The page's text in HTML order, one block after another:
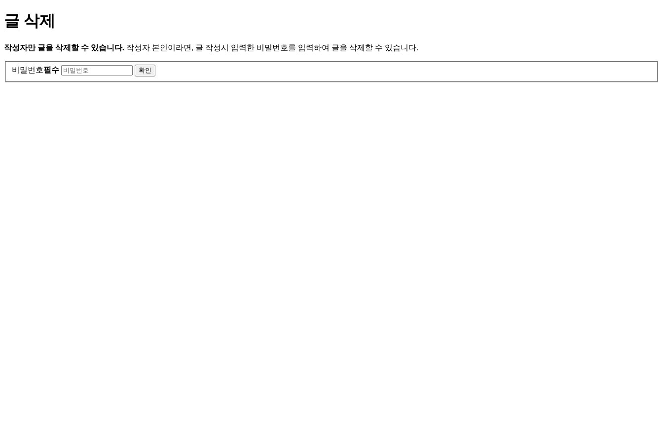
글 삭제
작성자만 글을 삭제할 수 있습니다. 작성자 본인이라면, 글 작성시 입력한 비밀번호를 입력하여 글을 삭제할 수 있습니다.
비밀번호필수